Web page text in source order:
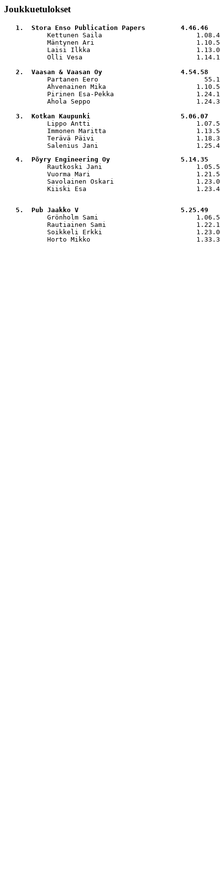
Joukkuetulokset
   1.  Stora Enso Publication Papers         4.46.46
Kettunen Saila
Mäntynen Ari
Laisi Ilkka
Olli Vesa
   2.  Vaasan & Vaasan Oy                    4.54.58
Partanen Eero
Ahvenainen Mika
Pirinen Esa-Pekka
Ahola Seppo
   3.  Kotkan Kaupunki                       5.06.07
Lippo Antti
Immonen Maritta
Terävä Päivi
Salenius Jani
   4.  Pöyry Engineering Oy                  5.14.35
Rautkoski Jani
Vuorma Mari
Savolainen Oskari
Kiiski Esa
   5.  Pub Jaakko V                          5.25.49
Grönholm Sami
Rautiainen Sami
Soikkeli Erkki
Horto Mikko